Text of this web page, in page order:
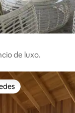
de luxo.